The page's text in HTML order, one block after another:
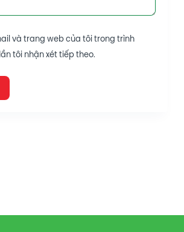
và trang web của tôi trong trình
tôi nhận xét tiếp theo.